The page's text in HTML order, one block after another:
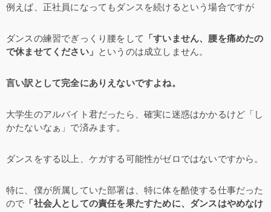
例えば、正社員になってもダンスを続けるという場合ですが
ダンスの練習でぎっくり腰をして
「すいません、腰を痛めたの
で休ませてください」 というのは成立しません。
言い訳として完全にありえないですよね。
大学生のアルバイト君だったら、確実に迷惑はかかるけど「し
かたないなぁ」で済みます。
ダンスをする以上、ケガする可能性がゼロではないですから。
特に、僕が所属していた部署は、特に体を酷使する仕事だった
ので 「社会人としての責任を果たすために、ダンスはやめなけ